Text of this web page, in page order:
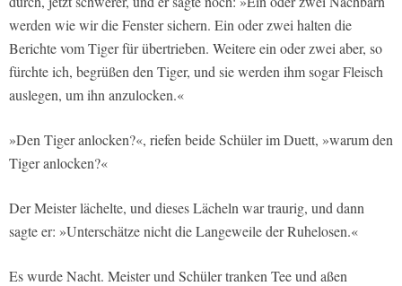
werden wie wir die Fenster sichern. Ein oder zwei halten die
Berichte vom Tiger für übertrieben. Weitere ein oder zwei aber, so
fürchte ich, begrüßen den Tiger, und sie werden ihm sogar Fleisch
auslegen, um ihn anzulocken.«
»Den Tiger anlocken?«, riefen beide Schüler im Duett, »warum den
Tiger anlocken?«
Der Meister lächelte, und dieses Lächeln war traurig, und dann
sagte er: »Unterschätze nicht die Langeweile der Ruhelosen.«
Es wurde Nacht. Meister und Schüler tranken Tee und aßen